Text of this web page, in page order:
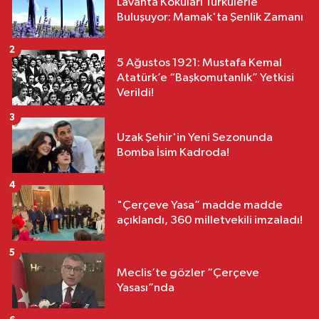
Lavanta Kokuları Türkülerle
Buluşuyor: Mamak'ta Şenlik Zamanı
5 Ağustos 1921: Mustafa Kemal
Atatürk’e “Başkomutanlık” Yetkisi
Verildi!
2
Uzak Şehir'in Yeni Sezonunda
Bomba İsim Kadroda!
3
"Çerçeve Yasa” madde madde
açıklandı, 360 milletvekili imzaladı!
4
Meclis’te gözler “Çerçeve
Yasası”nda
5